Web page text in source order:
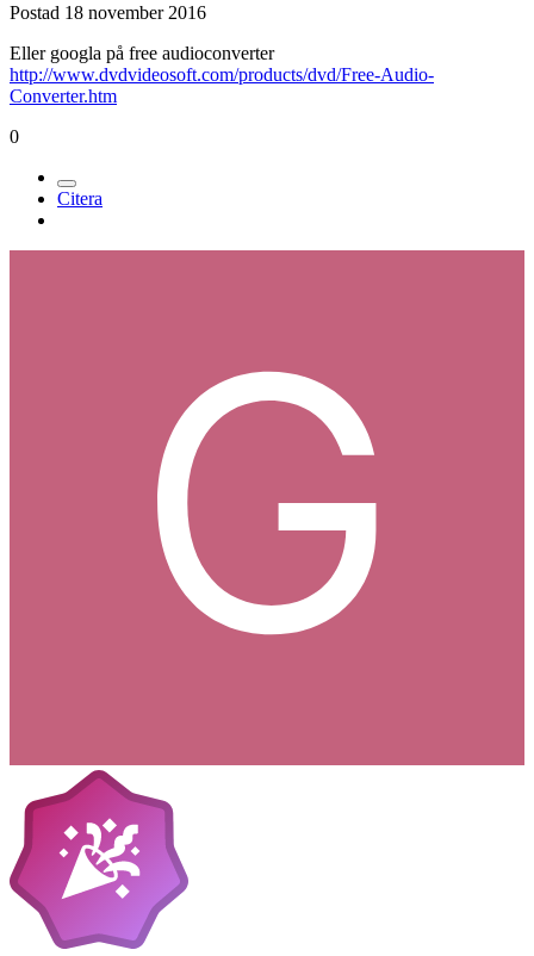
Postad 18 november 2016
Eller googla på free audioconverter
http://www.dvdvideosoft.com/products/dvd/Free-Audio-
Converter.htm
0
Citera